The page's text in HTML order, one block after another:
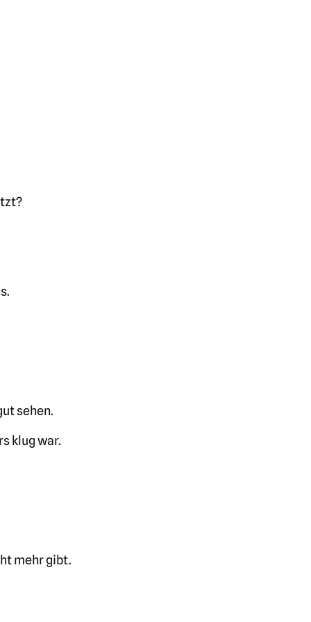
sehen.
klug war.
mehr gibt.